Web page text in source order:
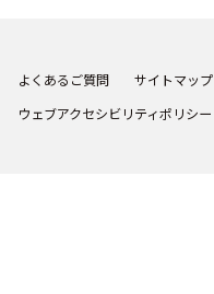
よくあるご質問 サイトマップ
ウェブアクセシビリティポリシー